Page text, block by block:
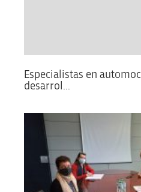
Especialistas en
desarrol...